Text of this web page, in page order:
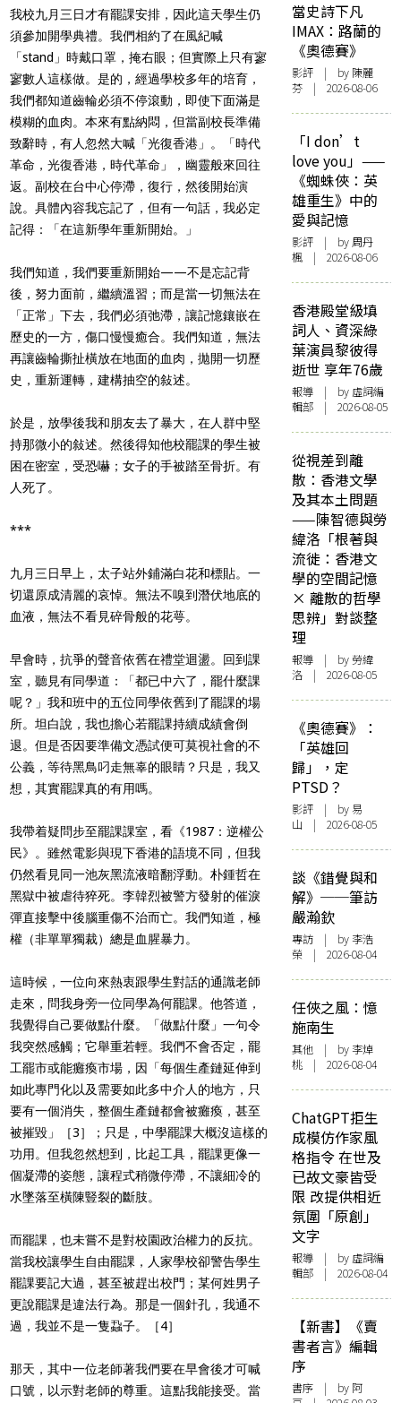
我校九月三日才有罷課安排，因此這天學生仍
須參加開學典禮。我們相約了在風紀喊
「stand」時戴口罩，掩右眼；但實際上只有寥
寥數人這樣做。是的，經過學校多年的培育，
我們都知道齒輪必須不停滾動，即使下面滿是
模糊的血肉。本來有點納悶，但當副校長準備
致辭時，有人忽然大喊「光復香港」。「時代
革命，光復香港，時代革命」，幽靈般來回往
返。副校在台中心停滯，復行，然後開始演
說。具體內容我忘記了，但有一句話，我必定
記得：「在這新學年重新開始。」
我們知道，我們要重新開始——不是忘記背
後，努力面前，繼續溫習；而是當一切無法在
「正常」下去，我們必須弛滯，讓記憶鑲嵌在
歷史的一方，傷口慢慢癒合。我們知道，無法
再讓齒輪撕扯橫放在地面的血肉，拋開一切歷
史，重新運轉，建構抽空的敍述。
於是，放學後我和朋友去了暴大，在人群中堅
持那微小的敍述。然後得知他校罷課的學生被
困在密室，受恐嚇；女子的手被踏至骨折。有
人死了。
***
九月三日早上，太子站外鋪滿白花和標貼。一
切還原成清麗的哀悼。無法不嗅到潛伏地底的
血液，無法不看見碎骨般的花萼。
早會時，抗爭的聲音依舊在禮堂迴盪。回到課
室，聽見有同學道：「都已中六了，罷什麼課
呢？」我和班中的五位同學依舊到了罷課的場
所。坦白說，我也擔心若罷課持續成績會倒
退。但是否因要準備文憑試便可莫視社會的不
公義，等待黑鳥叼走無辜的眼睛？只是，我又
想，其實罷課真的有用嗎。
我帶着疑問步至罷課課室，看《1987：逆權公
民》。雖然電影與現下香港的語境不同，但我
仍然看見同一池灰黑流液暗翻浮動。朴鍾哲在
黑獄中被虐待猝死。李韓烈被警方發射的催淚
彈直接擊中後腦重傷不治而亡。我們知道，極
權（非單單獨裁）總是血腥暴力。
這時候，一位向來熱衷跟學生對話的通識老師
走來，問我身旁一位同學為何罷課。他答道，
我覺得自己要做點什麼。「做點什麼」一句令
我突然感觸；它舉重若輕。我們不會否定，罷
工罷市或能癱瘓市場，因「每個生產鏈延伸到
如此專門化以及需要如此多中介人的地方，只
要有一個消失，整個生產鏈都會被癱瘓，甚至
被摧毀」［3］；只是，中學罷課大概沒這樣的
功用。但我忽然想到，比起工具，罷課更像一
個凝滯的姿態，讓程式稍微停滯，不讓細冷的
水墜落至橫陳豎裂的斷肢。
而罷課，也未嘗不是對校園政治權力的反抗。
當我校讓學生自由罷課，人家學校卻警告學生
罷課要記大過，甚至被趕出校門；某何姓男子
更說罷課是違法行為。那是一個針孔，我通不
過，我並不是一隻蝨子。［4］
那天，其中一位老師著我們要在早會後才可喊
口號，以示對老師的尊重。這點我能接受。當
當史詩下凡
IMAX：路蘭的
《奧德賽》
影評 | by 陳麗
芬 | 2026-08-06
「I don’t
love you」——
《蜘蛛俠：英
雄重生》中的
愛與記憶
影評 | by周丹
楓 | 2026-08-06
香港殿堂級填
詞人、資深綠
葉演員黎彼得
逝世 享年76歲
報導 | by 虛詞編
輯部 | 2026-08-05
從視差到離
散：香港文學
及其本土問題
——陳智德與勞
緯洛「根著與
流徙：香港文
學的空間記憶
× 離散的哲學
思辨」對談整
理
報導 | by 勞緯
洛 | 2026-08-05
《奧德賽》：
「英雄回
歸」，定
PTSD？
影評 | by 易
山 | 2026-08-05
談《錯覺與和
解》──筆訪
嚴瀚欽
專訪 | by 李浩
榮 | 2026-08-04
任俠之風：憶
施南生
其他 | by 李焯
桃 | 2026-08-04
ChatGPT拒生
成模仿作家風
格指令 在世及
已故文豪皆受
限 改提供相近
氛圍「原創」
文字
報導 | by 虛詞編
輯部 | 2026-08-04
【新書】《賣
書者言》編輯
序
書序 | by 阿